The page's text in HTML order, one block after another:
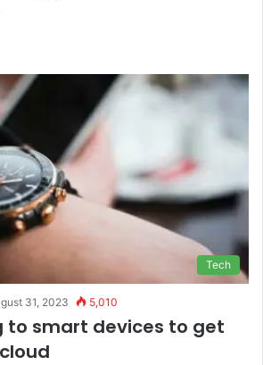
Tech
31, 2023 5,010
to smart devices to get